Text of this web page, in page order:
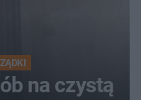
na czystą